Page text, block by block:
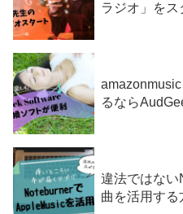
ラジオ」をス
るなら
違法ではな
曲を活用する